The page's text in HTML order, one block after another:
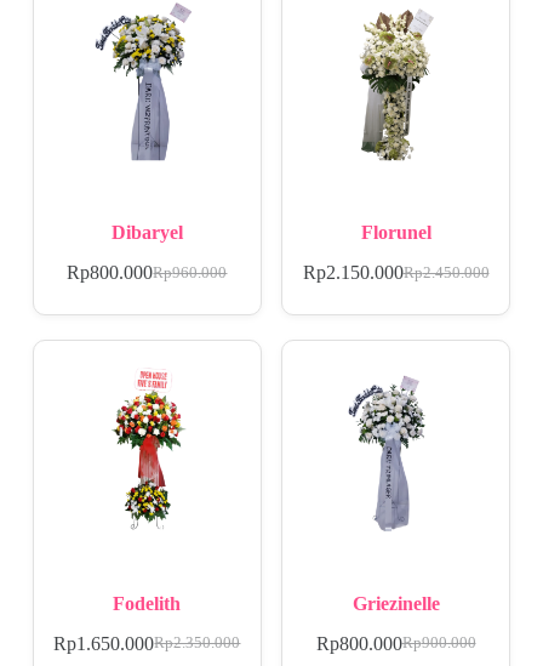
Dibaryel
Rp960.000
Rp800.000
Florunel
Rp2.450.000
Rp2.150.000
Fodelith
Rp2.350.000
Rp1.650.000
Griezinelle
Rp900.000
Rp800.000